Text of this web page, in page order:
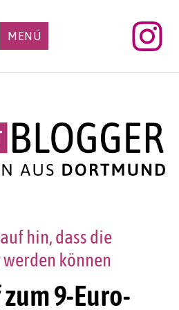
MENÜ
9-Euro-
hin, dass die
können